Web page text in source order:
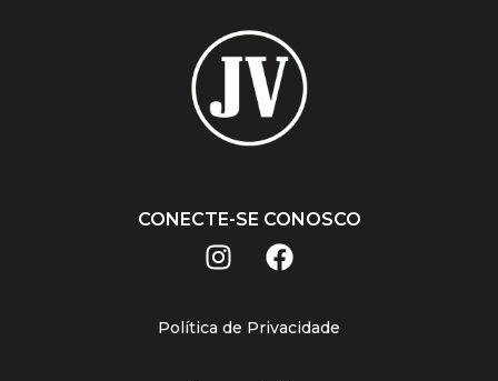
CONECTE-SE CONOSCO
Política de Privacidade